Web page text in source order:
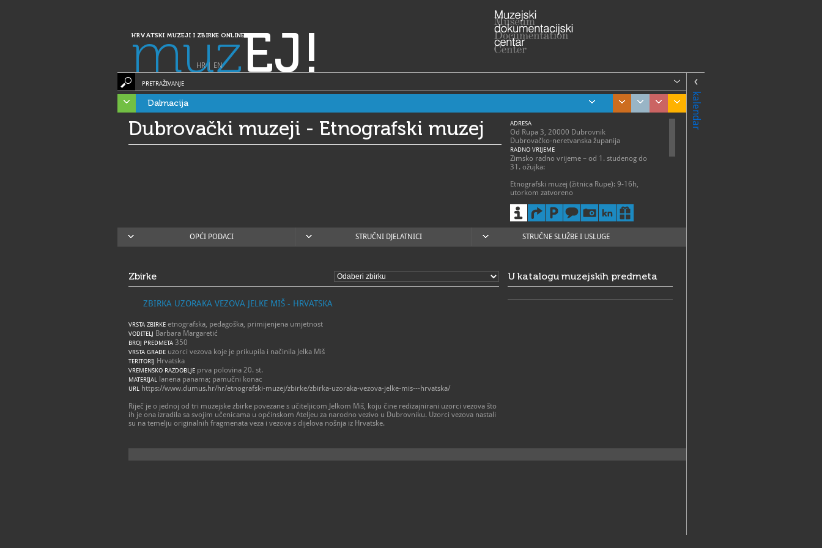
HRVATSKI MUZEJI I ZBIRKE ONLINE
muzEJ!
HR| EN
kalendar
PRETRAŽIVANJE
Dalmacija
Dubrovački muzeji - Etnografski muzej ADRESA
Od Rupa 3, 20000 Dubrovnik
Dubrovačko-neretvanska županija
RADNO VRIJEME
Zimsko radno vrijeme – od 1. studenog do
31. ožujka:
Etnografski muzej (žitnica Rupe): 9-16h,
utorkom zatvoreno
Dubrovački muzeji ne rade na Božić, Novu
godinu i Festu sv. Vlaha (3. veljače). Na Badnji
dan i Staru godinu Dubrovački muzeji
otvoreni su od 9 do 12 sati.
W
http://www.dumus.hr/hr/etnografski-
muzej/
OPĆI PODACI STRUČNI DJELATNICI STRUČNE SLUŽBE I USLUGE
Zbirke
ZBIRKA UZORAKA VEZOVA JELKE MIŠ - HRVATSKA
VRSTA ZBIRKE etnografska, pedagoška, primijenjena umjetnost
VODITELJ Barbara Margaretić
BROJ PREDMETA 350
VRSTA GRAĐE uzorci vezova koje je prikupila i načinila Jelka Miš
TERITORIJ Hrvatska
VREMENSKO RAZDOBLJE prva polovina 20. st.
MATERIJAL lanena panama; pamučni konac
URL https://www.dumus.hr/hr/etnografski-muzej/zbirke/zbirka-uzoraka-vezova-jelke-mis---hrvatska/
Riječ je o jednoj od tri muzejske zbirke povezane s učiteljicom Jelkom Miš, koju čine redizajnirani uzorci vezova što
ih je ona izradila sa svojim učenicama u općinskom Ateljeu za narodno vezivo u Dubrovniku. Uzorci vezova nastali
su na temelju originalnih fragmenata veza i vezova s dijelova nošnja iz Hrvatske.
U katalogu muzejskih predmeta